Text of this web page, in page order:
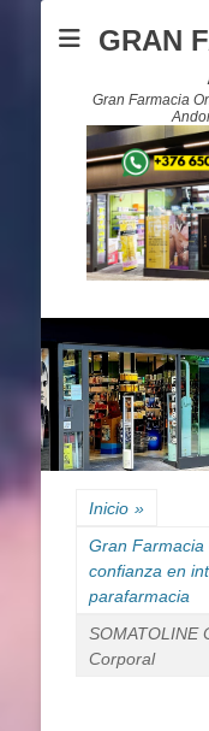
GRAN
Gran Farmacia
Inicio »
Gran
confianza en
parafarmacia
SOMATOLINE
Corporal